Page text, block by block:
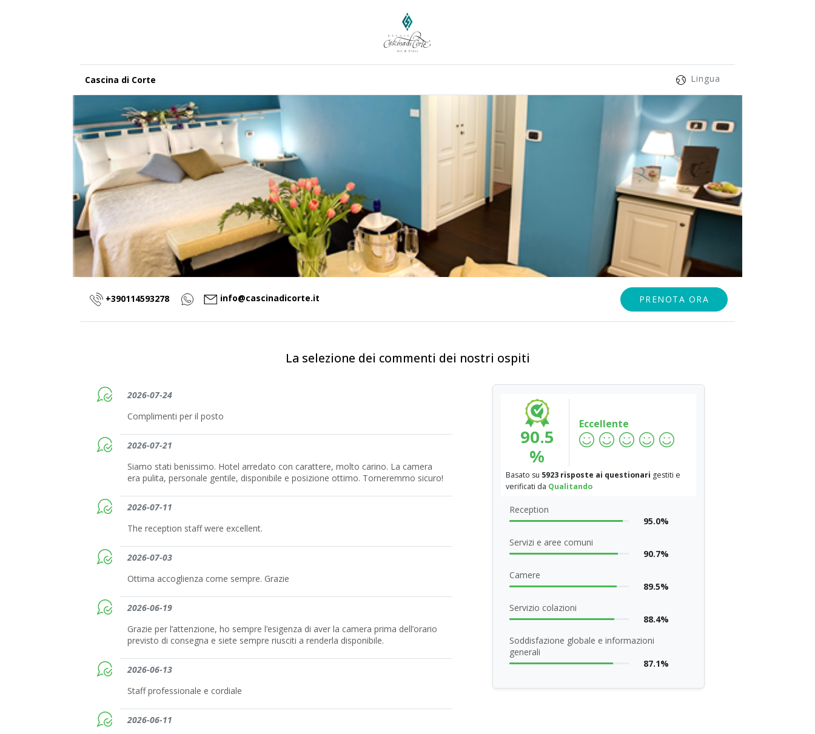
Cascina di Corte Lingua
+390114593278 info@cascinadicorte.it PRENOTA ORA
La selezione dei commenti dei nostri ospiti
2026-07-24
Complimenti per il posto
2026-07-21
Siamo stati benissimo. Hotel arredato con carattere, molto carino. La camera
era pulita, personale gentile, disponibile e posizione ottimo. Torneremmo sicuro!
2026-07-11
The reception staff were excellent.
2026-07-03
Ottima accoglienza come sempre. Grazie
2026-06-19
Grazie per l’attenzione, ho sempre l’esigenza di aver la camera prima dell’orario
previsto di consegna e siete sempre riusciti a renderla disponibile.
2026-06-13
Staff professionale e cordiale
2026-06-11
90.5
%
Eccellente
Basato su 5923 risposte ai questionari gestiti e
verificati da Qualitando
Reception
95.0%
Servizi e aree comuni
90.7%
Camere
89.5%
Servizio colazioni
88.4%
Soddisfazione globale e informazioni
generali
87.1%